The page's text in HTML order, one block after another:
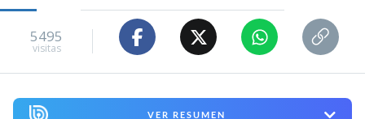
5495
visitas
VER RESUMEN